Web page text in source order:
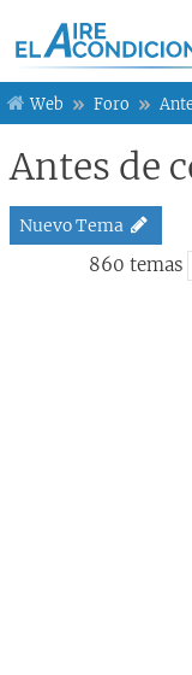
Web Foro
Antes de
Nuevo Tema
860 temas